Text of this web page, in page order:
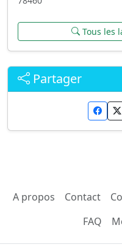
Tous les
Partager
A propos Contact
FAQ